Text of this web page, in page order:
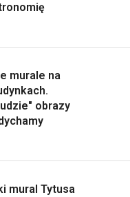
murale na
obrazy
mural Tytusa